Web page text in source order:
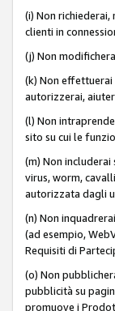
(i) Non
clienti in
(j) Non
(k) Non effettuerai
autorizzerai,
(l) Non
sito su cui le
(m) Non
virus, worm,
autorizzata dagli
(n) Non
(ad esempio,
Requisiti di
(o) Non
pubblicità su
promuove i